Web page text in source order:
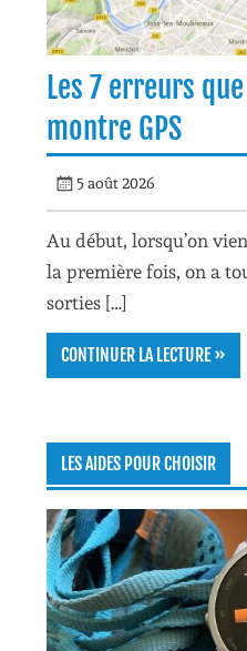
Les 7 erreurs
montre GPS
5 août 2026
Au début, lorsqu’on
la première fois, on a
sorties […]
CONTINUER LA LECTURE »
LES AIDES POUR CHOISIR